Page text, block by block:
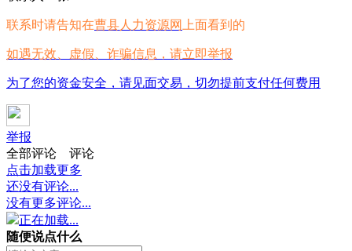
联系时请告知在曹县人力资源网 上面看到的
如遇无效、虚假、诈骗信息，请立即举报
为了您的资金安全，请见面交易，切勿提前支付任何费用
举报
全部评论
评论
点击加载更多
还没有评论...
没有更多评论...
正在加载...
随便说点什么